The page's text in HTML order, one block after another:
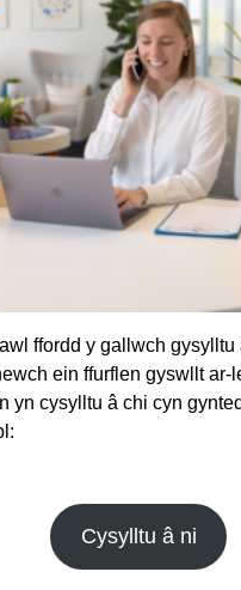
ffordd y gallwch gysylltu
ein ffurflen gyswllt ar-
yn cysylltu â chi cyn
Cysylltu â ni